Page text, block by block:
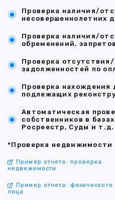
Проверка наличия/
несовершеннолетних
Проверка наличия/
обременений, запретов
Проверка
задолженностей по
Проверка нахождения
подлежащих
Автоматическая
собственников в
Росреестр, Суды и т.д.
*Проверка
Пример отчета: проверка
недвижимости
Пример отчета: физического
лица